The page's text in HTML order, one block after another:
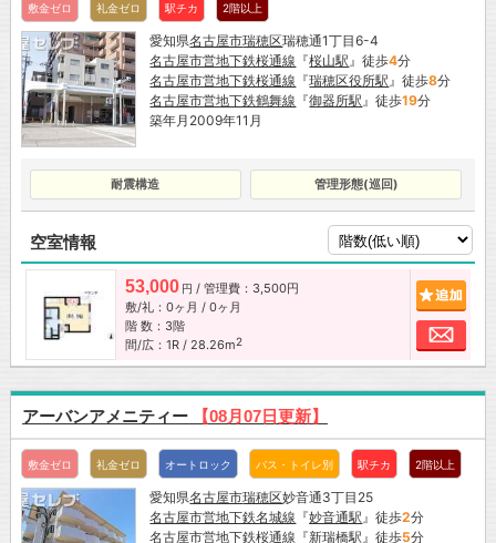
敷金ゼロ 礼金ゼロ 駅チカ 2階以上
愛知県名古屋市瑞穂区瑞穂通1丁目6-4
名古屋市営地下鉄桜通線 『桜山駅』徒歩4分
名古屋市営地下鉄桜通線 『瑞穂区役所駅』徒歩8分
名古屋市営地下鉄鶴舞線 『御器所駅』徒歩19分
築年月2009年11月
耐震構造 管理形態(巡回)
空室情報
53,000 円 / 管理費：3,500円
敷/礼：0ヶ月 / 0ヶ月
階 数：3階
間/広：1R / 28.26m2
お
アーバンアメニティー 【08月07日更新】
敷金ゼロ 礼金ゼロ オートロック バス・トイレ別 駅チカ 2階以上
愛知県名古屋市瑞穂区妙音通3丁目25
名古屋市営地下鉄名城線 『妙音通駅』徒歩2分
名古屋市営地下鉄桜通線 『新瑞橋駅』徒歩5分